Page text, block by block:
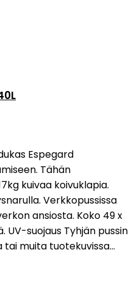
Espegard
Tähän
kuivaa koivuklapia.
Verkkopussissa
ansiosta. Koko 49 x
UV-suojaus Tyhjän pussin
tai muita tuotekuvissa...